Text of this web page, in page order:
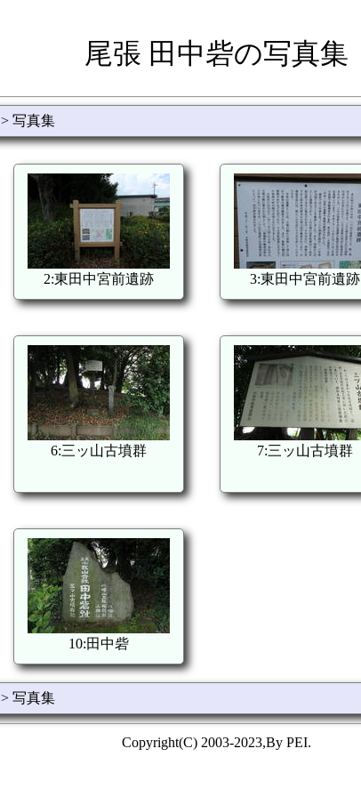
尾張 田中砦の写真集
> 写真集
2:東田中宮前遺跡 3:東田中宮前遺跡
6:三ッ山古墳群 7:三ッ山古墳群
10:田中砦
> 写真集
Copyright(C) 2003-2023,By PEI.